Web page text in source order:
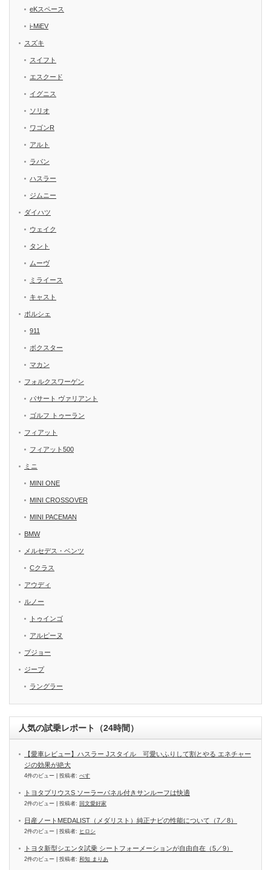
eKスペース
i-MiEV
スズキ
スイフト
エスクード
イグニス
ソリオ
ワゴンR
アルト
ラパン
ハスラー
ジムニー
ダイハツ
ウェイク
タント
ムーヴ
ミライース
キャスト
ポルシェ
911
ボクスター
マカン
フォルクスワーゲン
パサート ヴァリアント
ゴルフ トゥーラン
フィアット
フィアット500
ミニ
MINI ONE
MINI CROSSOVER
MINI PACEMAN
BMW
メルセデス・ベンツ
Cクラス
アウディ
ルノー
トゥインゴ
アルピーヌ
プジョー
ジープ
ラングラー
人気の試乗レポート（24時間）
【愛車レビュー】ハスラー Jスタイル 可愛いふりして割とやる エネチャー
ジの効果が絶大
4件のビュー 投稿者: べす
トヨタプリウスS ソーラーパネル付きサンルーフは快適
2件のビュー 投稿者: 回文愛好家
日産ノートMEDALIST（メダリスト）純正ナビの性能について（7／8）
2件のビュー 投稿者: ヒロシ
トヨタ新型シエンタ試乗 シートフォーメーションが自由自在（5／9）
2件のビュー 投稿者: 和知 まりあ